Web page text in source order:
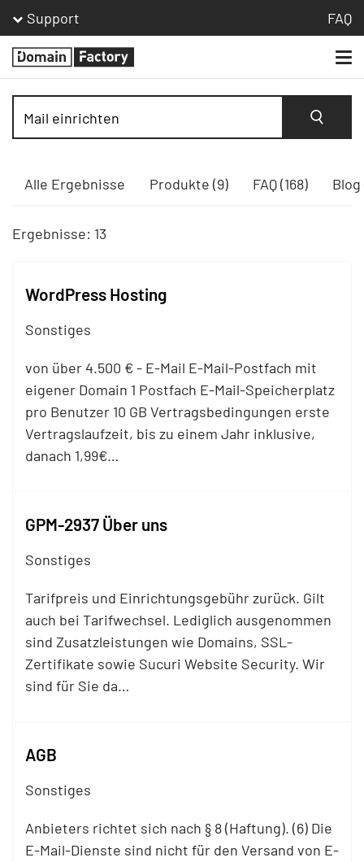
Support FAQ
Homepage
Suche
Alle Ergebnisse Produkte (9) FAQ (168) Blog
Ergebnisse: 13
WordPress Hosting
Sonstiges
von über 4.500 € - E-Mail E-Mail-Postfach mit
eigener Domain 1 Postfach E-Mail-Speicherplatz
pro Benutzer 10 GB Vertragsbedingungen erste
Vertragslaufzeit, bis zu einem Jahr inklusive,
danach 1,99€…
GPM-2937 Über uns
Sonstiges
Tarifpreis und Einrichtungsgebührzurück. Gilt
auch bei Tarifwechsel. Lediglich ausgenommen
sind Zusatzleistungen wie Domains, SSL-
Zertifikate sowie Sucuri Website Security. Wir
sind für Sie da…
AGB
Sonstiges
Anbieters richtet sich nach § 8 (Haftung). (6) Die
E-Mail-Dienste sind nicht für den Versand von E-